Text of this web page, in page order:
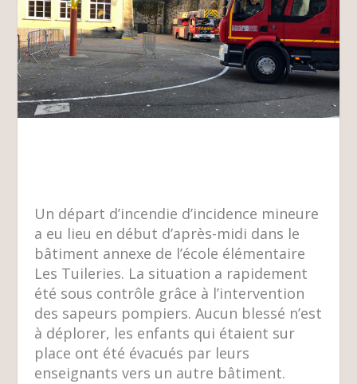
Un départ d’incendie d’incidence mineure
a eu lieu en début d’après-midi dans le
bâtiment annexe de l’école élémentaire
Les Tuileries. La situation a rapidement
été sous contrôle grâce à l’intervention
des sapeurs pompiers. Aucun blessé n’est
à déplorer, les enfants qui étaient sur
place ont été évacués par leurs
enseignants vers un autre bâtiment.